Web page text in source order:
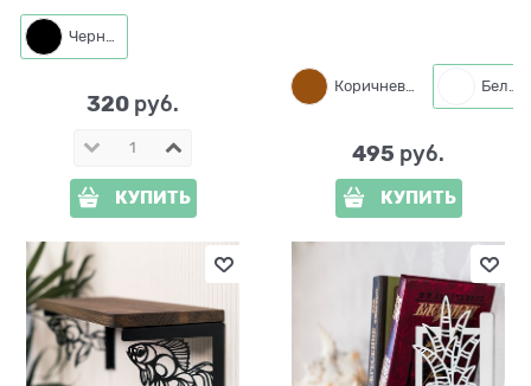
металл
Черный
320 руб.
КУПИТЬ
Коричневый Белый
495 руб.
КУПИТЬ